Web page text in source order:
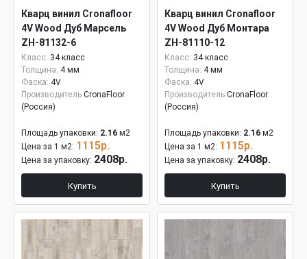
Кварц винил Cronafloor
4V Wood Дуб Марсель
ZH-81132-6
Класс: 34 класс
Толщина: 4 мм
Фаска: 4V
Производитель CronaFloor
(Россия)
Площадь упаковки: 2.16 м2
Цена за 1 м2: 1115р.
Цена за упаковку: 2408р.
Купить
Кварц винил Cronafloor
4V Wood Дуб Монтара
ZH-81110-12
Класс: 34 класс
Толщина: 4 мм
Фаска: 4V
Производитель CronaFloor
(Россия)
Площадь упаковки: 2.16 м2
Цена за 1 м2: 1115р.
Цена за упаковку: 2408р.
Купить